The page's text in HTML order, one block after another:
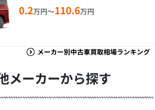
0.2万円～110.6万円
メーカー別中古車買取相場ランキング
メーカーから探す